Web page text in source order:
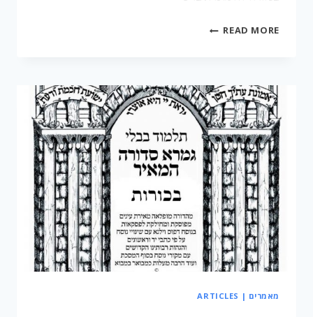
READ MOREמסכת
מאמרים | ARTICLES